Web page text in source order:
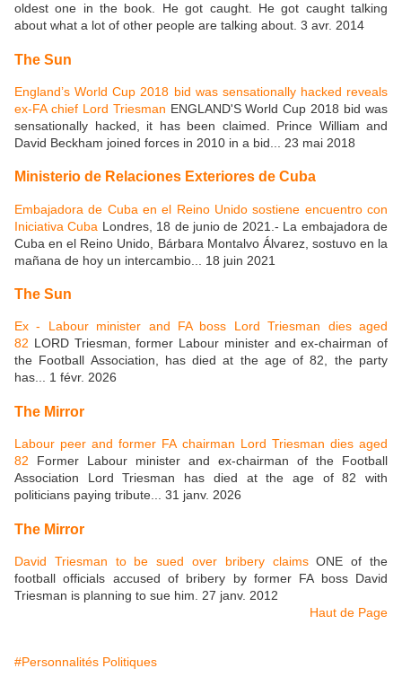
oldest one in the book. He got caught. He got caught talking
about what a lot of other people are talking about. 3 avr. 2014
The Sun
England’s World Cup 2018 bid was sensationally hacked reveals
ex-FA chief Lord Triesman ENGLAND'S World Cup 2018 bid was
sensationally hacked, it has been claimed. Prince William and
David Beckham joined forces in 2010 in a bid... 23 mai 2018
Ministerio de Relaciones Exteriores de Cuba
Embajadora de Cuba en el Reino Unido sostiene encuentro con
Iniciativa Cuba Londres, 18 de junio de 2021.- La embajadora de
Cuba en el Reino Unido, Bárbara Montalvo Álvarez, sostuvo en la
mañana de hoy un intercambio... 18 juin 2021
The Sun
Ex - Labour minister and FA boss Lord Triesman dies aged
82 LORD Triesman, former Labour minister and ex-chairman of
the Football Association, has died at the age of 82, the party
has... 1 févr. 2026
The Mirror
Labour peer and former FA chairman Lord Triesman dies aged
82 Former Labour minister and ex-chairman of the Football
Association Lord Triesman has died at the age of 82 with
politicians paying tribute... 31 janv. 2026
The Mirror
David Triesman to be sued over bribery claimsONE of the
football officials accused of bribery by former FA boss David
Triesman is planning to sue him. 27 janv. 2012
Haut de Page
#Personnalités Politiques